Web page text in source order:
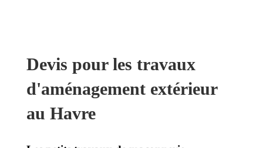
Devis pour les travaux
d'aménagement extérieur
au Havre